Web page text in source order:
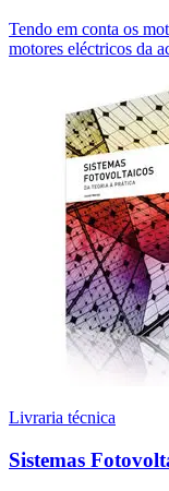
Tendo em conta os
motores eléctricos da
Livraria técnica
Sistemas